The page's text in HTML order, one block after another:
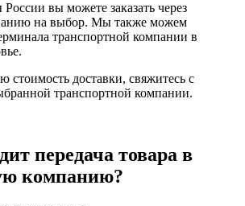
вы можете заказать через
на выбор. Мы также можем
транспортной компании в
стоимость доставки, свяжитесь с
транспортной компании.
передача товара в
компанию?